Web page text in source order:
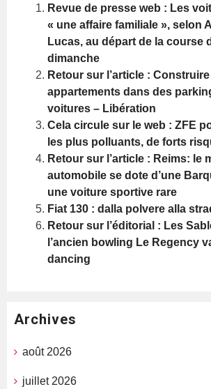
Revue de presse web : Les
« une affaire familiale », selon
Lucas, au départ de la course
dimanche
Retour sur l’article :
appartements dans des
voitures – Libération
Cela circule sur le web : ZFE
les plus polluants, de forts
Retour sur l’article : Reims: le
automobile se dote d’une
une voiture sportive rare
Fiat 130 : dalla polvere alla
Retour sur l’éditorial : Les
l’ancien bowling Le Regency
dancing
Archives
août 2026
juillet 2026